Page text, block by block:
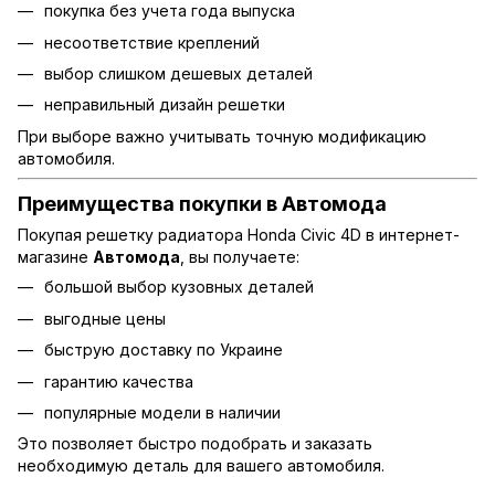
покупка без учета года выпуска
несоответствие креплений
выбор слишком дешевых деталей
неправильный дизайн решетки
При выборе важно учитывать точную модификацию
автомобиля.
Преимущества покупки в Автомода
Покупая решетку радиатора Honda Civic 4D в интернет-
магазине Автомода, вы получаете:
большой выбор кузовных деталей
выгодные цены
быструю доставку по Украине
гарантию качества
популярные модели в наличии
Это позволяет быстро подобрать и заказать
необходимую деталь для вашего автомобиля.